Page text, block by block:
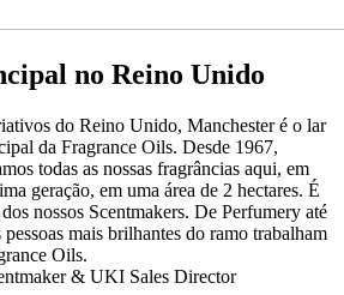
no Reino Unido
do Reino Unido, Manchester é o lar
da Fragrance Oils. Desde 1967,
todas as nossas fragrâncias aqui, em
geração, em uma área de 2 hectares. É
nossos Scentmakers. De Perfumery até
mais brilhantes do ramo trabalham
Oils.